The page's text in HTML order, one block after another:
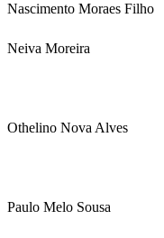
Nascimento Moraes Filho
Neiva Moreira
Othelino Nova Alves
Paulo Melo Sousa